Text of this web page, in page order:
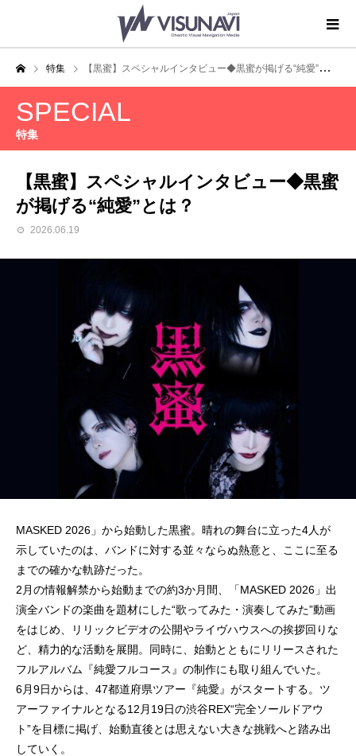
特集 【黒蜜】スペシャルインタビュー◆黒蜜が掲げる“純愛”とは？
SPECIAL
特集
【黒蜜】スペシャルインタビュー◆黒蜜
が掲げる“純愛”とは？
2026.06.19
MASKED 2026」から始動した黒蜜。晴れの舞台に立った4人が
示していたのは、バンドに対する並々ならぬ熱意と、ここに至る
までの確かな軌跡だった。
2月の情報解禁から始動までの約3か月間、「MASKED 2026」出
演全バンドの楽曲を題材にした“歌ってみた・演奏してみた”動画
をはじめ、リリックビデオの公開やライヴハウスへの挨拶回りな
ど、精力的な活動を展開。同時に、始動とともにリリースされた
フルアルバム『純愛フルコース』の制作にも取り組んでいた。
6月9日からは、47都道府県ツアー『純愛』がスタートする。ツ
アーファイナルとなる12月19日の渋谷REX“完全ソールドアウ
ト”を目標に掲げ、始動直後とは思えない大きな挑戦へと踏み出
していく。